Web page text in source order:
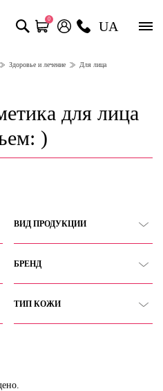
0 UA
Здоровье и лечение Для лица
для лица
)
ВИД ПРОДУКЦИИ
БРЕНД
ТИП КОЖИ